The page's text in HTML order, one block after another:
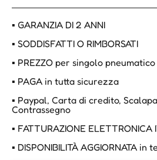
▪ GARANZIA DI 2 ANNI
▪ SODDISFATTI O RIMBORSATI
▪ PREZZO per singolo pneumatico
▪ PAGA in tutta sicurezza
▪ Paypal, Carta di credito,
Contrassegno
▪ FATTURAZIONE ELETTRONICA
▪ DISPONIBILITÀ AGGIORNATA in